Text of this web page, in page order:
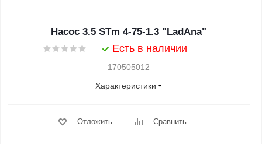
Насос 3.5 STm 4-75-1.3 "LadAna"
Есть в наличии
170505012
Характеристики
Отложить Сравнить